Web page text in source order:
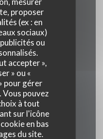
proposer
(ex : en
sociaux)
ou
accepter »,
» ou «
pour gérer
pouvez
à tout
sur l'icône
en bas
du site.
mobilité réduite
American Express